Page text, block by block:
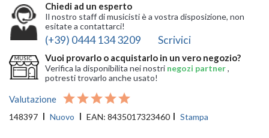
Chiedi ad un esperto
Il nostro staff di musicisti è a vostra disposizione, non
esitate a contattarci!
(+39) 0444 134 3209 Scrivici
Vuoi provarlo o acquistarlo in un vero negozio?
Verifica la disponibilita nei nostri negozi partner,
potresti trovarlo anche usato!
Valutazione
148397 Nuovo EAN: 8435017323460 Stampa